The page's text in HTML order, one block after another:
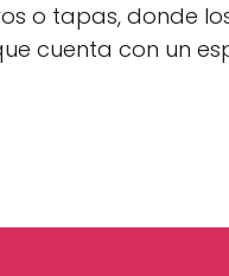
o tapas, donde
cuenta con un